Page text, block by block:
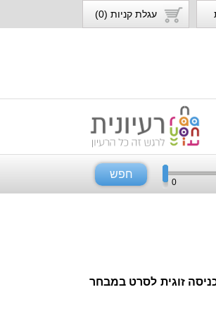
עגלת קניות (0)
0
חפש
זוגית לסרט במבחר